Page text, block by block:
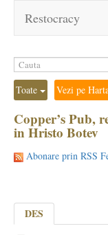
Restocracy
Toate Vezi pe
Copper’s Pub,
in Hristo Botev
Abonare prin RSS
DES